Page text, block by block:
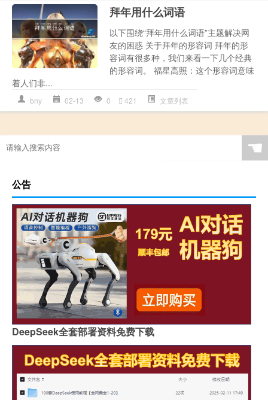
拜年用什么词语
以下围绕“拜年用什么词语”主题解决网
友的困惑 关于拜年的形容词 拜年的形
容词有很多种，我们来看一下几个经典
的形容词。 福星高照：这个形容词意味
着人们非...
bny 02-13 0 421 文章列表
☚
公告
DeepSeek全套部署资料免费下载